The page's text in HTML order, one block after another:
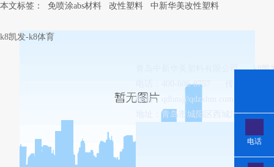
本文标签： 免喷涂abs材料 改性塑料 中新华美改性塑料
k8凯发-k8体育
青岛中新华美塑料有限公司
k8凯
电话：400-606-8757
邮箱：
qdhm@qdzxhm.com.cn
地址：青岛市城阳区西城汇工业园8-
电话